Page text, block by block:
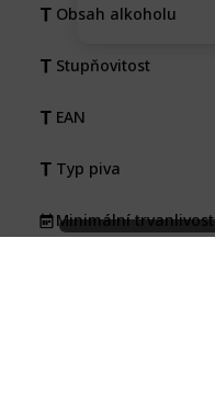
Obsah alkoholu
Stupňovitost
EAN
Typ piva
Minimální trvanlivost